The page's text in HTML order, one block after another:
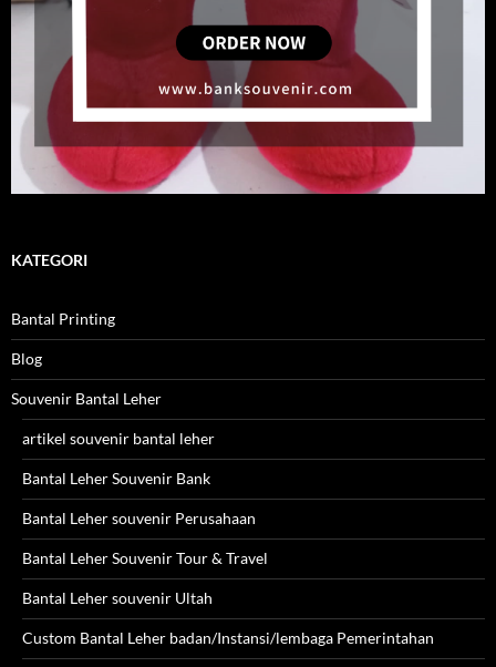
KATEGORI
Bantal Printing
Blog
Souvenir Bantal Leher
artikel souvenir bantal leher
Bantal Leher Souvenir Bank
Bantal Leher souvenir Perusahaan
Bantal Leher Souvenir Tour & Travel
Bantal Leher souvenir Ultah
Custom Bantal Leher badan/Instansi/lembaga Pemerintahan